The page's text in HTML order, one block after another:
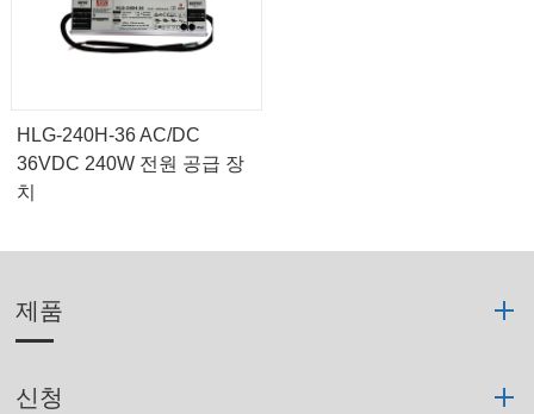
HLG-240H-36 AC/DC
36VDC 240W 전원 공급 장
치
제품
신청